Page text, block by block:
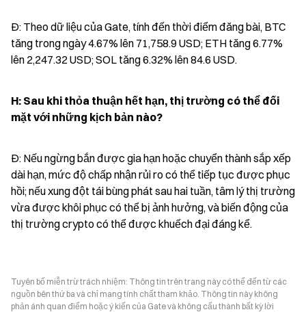
Đ: Theo dữ liệu của Gate, tính đến thời điểm đăng bài, BTC
tăng trong ngày 4.67% lên 71,758.9 USD; ETH tăng 6.77%
lên 2,247.32 USD; SOL tăng 6.32% lên 84.6 USD.
H: Sau khi thỏa thuận hết hạn, thị trường có thể đối
mặt với những kịch bản nào?
Đ: Nếu ngừng bắn được gia hạn hoặc chuyển thành sắp xếp
dài hạn, mức độ chấp nhận rủi ro có thể tiếp tục được phục
hồi; nếu xung đột tái bùng phát sau hai tuần, tâm lý thị trường
vừa được khôi phục có thể bị ảnh hưởng, và biến động của
thị trường crypto có thể được khuếch đại đáng kể.
Tuyên bố miễn trừ trách nhiệm: Thông tin trên trang này có thể đến từ các
nguồn bên thứ ba và chỉ mang tính chất tham khảo. Thông tin này không
phản ánh quan điểm hoặc ý kiến của Gate và không cấu thành bất kỳ lời